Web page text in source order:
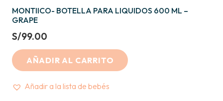
MONTIICO- BOTELLA PARA LIQUIDOS 600 ML –
GRAPE
S/99.00
AÑADIR AL CARRITO
Añadir a la lista de bebés